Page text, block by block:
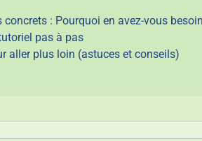
concrets : Pourquoi en avez-vous
pas à pas
aller plus loin (astuces et conseils)